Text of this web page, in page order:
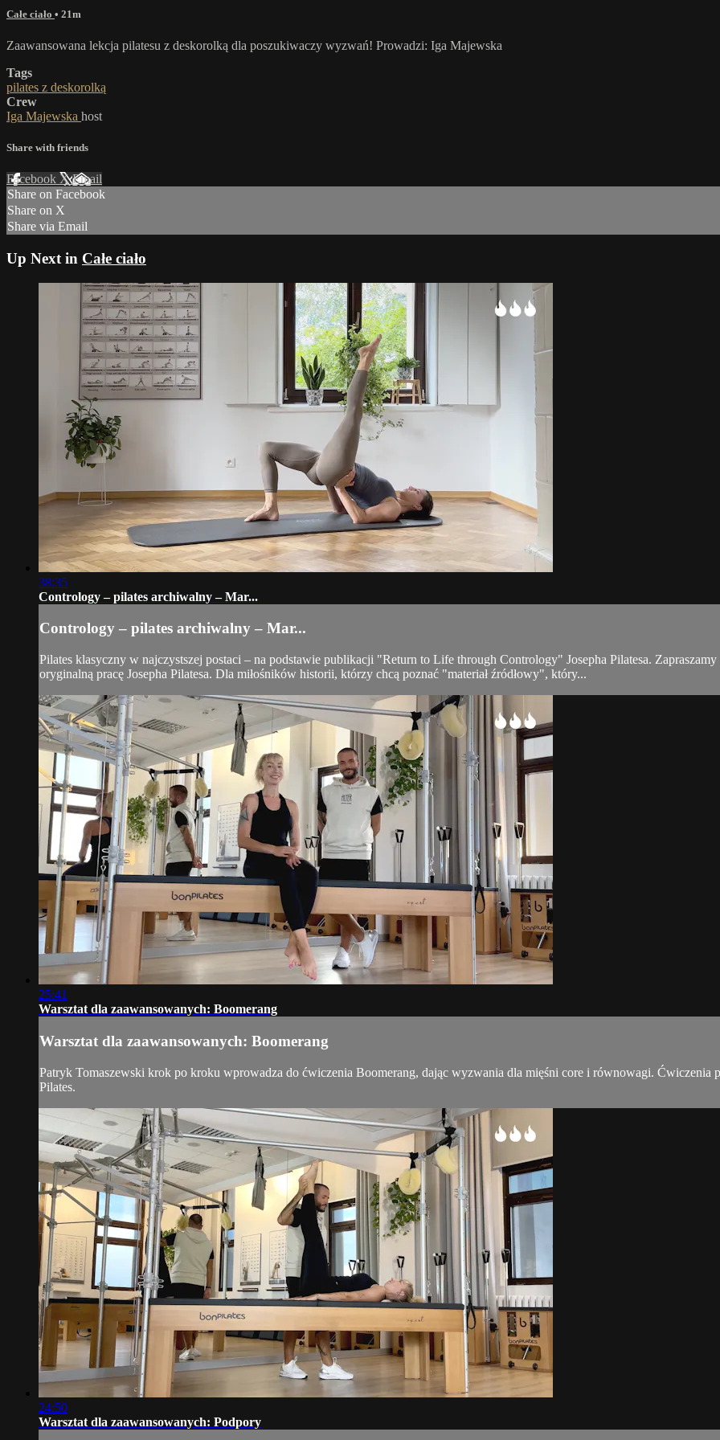
Całe ciało • 21m
Zaawansowana lekcja pilatesu z deskorolką dla poszukiwaczy wyzwań! Prowadzi: Iga Majewska
Tags
pilates z deskorolką
Crew
Iga Majewska host
Share with friends
Facebook XEmail
Share on Facebook
Share on X
Share via Email
Up Next in Całe ciało
38:35
Contrology – pilates archiwalny – Mar...
Contrology – pilates archiwalny – Mar...
Pilates klasyczny w najczystszej postaci – na podstawie publikacji "Return to Life through Contrology" Josepha Pilatesa.
oryginalną pracę Josepha Pilatesa. Dla miłośników historii, którzy chcą poznać "materiał źródłowy", który...
25:41
Warsztat dla zaawansowanych: Boomerang
Warsztat dla zaawansowanych: Boomerang
Patryk Tomaszewski krok po kroku wprowadza do ćwiczenia Boomerang, dając wyzwania dla mięśni core i równowagi. Ćwiczenia
Pilates.
24:50
Warsztat dla zaawansowanych: Podpory